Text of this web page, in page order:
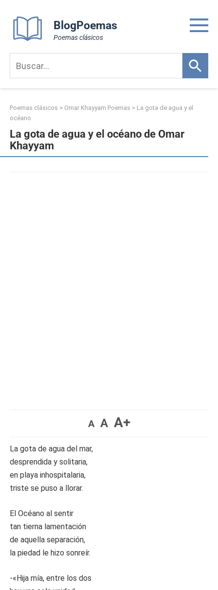
content
BlogPoemas
Poemas clásicos
Poemas clásicos > Omar Khayyam Poemas > La gota de agua y el
océano
La gota de agua y el océano de Omar
Khayyam
A A A+
La gota de agua del mar,
desprendida y solitaria,
en playa inhospitalaria,
triste se puso a llorar.
El Océano al sentir
tan tierna lamentación
de aquella separación,
la piedad le hizo sonreír.
-«Hija mía, entre los dos